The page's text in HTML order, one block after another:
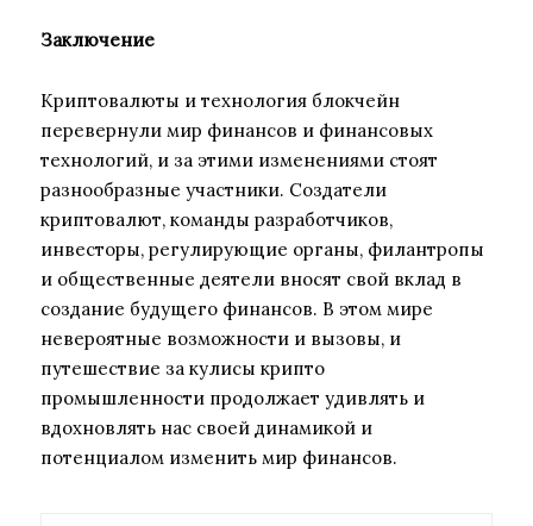
Заключение
Криптовалюты и технология блокчейн
перевернули мир финансов и финансовых
технологий, и за этими изменениями стоят
разнообразные участники. Создатели
криптовалют, команды разработчиков,
инвесторы, регулирующие органы, филантропы
и общественные деятели вносят свой вклад в
создание будущего финансов. В этом мире
невероятные возможности и вызовы, и
путешествие за кулисы крипто
промышленности продолжает удивлять и
вдохновлять нас своей динамикой и
потенциалом изменить мир финансов.